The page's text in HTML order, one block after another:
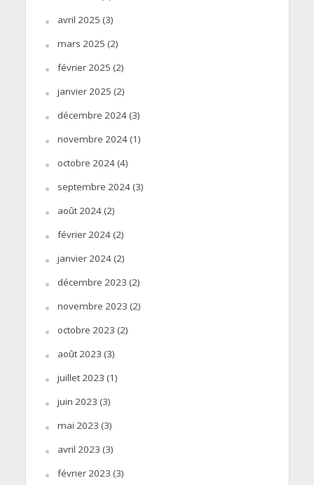
avril 2025 (3)
mars 2025 (2)
février 2025 (2)
janvier 2025 (2)
décembre 2024(3)
novembre 2024(1)
octobre 2024(4)
septembre 2024(3)
août 2024(2)
février 2024(2)
janvier 2024(2)
décembre 2023 (2)
novembre 2023 (2)
octobre 2023 (2)
août 2023 (3)
juillet 2023 (1)
juin 2023 (3)
mai 2023 (3)
avril 2023 (3)
février 2023 (3)